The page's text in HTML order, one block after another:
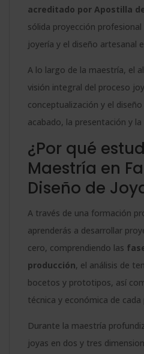
acreditado por Apostilla
sólida proyección
joyería y el diseño artesanal
A lo largo de la maestría, el
visión integral del proceso
conceptualización y el
acabado, la presentación y
¿Por qué
Maestría en
Diseño de
A través de una formación
aprenderás a desarrollar
cero, comprendiendo las
producción, el análisis de
bocetos y prototipos, así
técnica y económica de cada
Durante la maestría
joyas en dos y tres